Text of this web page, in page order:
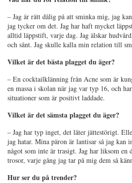
– Jag är rätt dålig på att sminka mig, jag
jag tycker om det. Jag har haft mycket
alltid läppstift, varje dag. Jag älskar
och sånt. Jag skulle kalla min relation till
Vilket är det bästa plagget du äger?
– En cocktailklänning från Acne som är
en massa i skolan när jag var typ 16, och
situationer som är positivt laddade.
Vilket är det sämsta plagget du äger?
– Jag har typ inget, det låter jättestörigt.
jag hatar. Mina päron är lantisar så jag kan
något som inte är trasigt. Jag har liksom en
trosor, varje gång jag tar på mig dem så
Hur ser du på trender?